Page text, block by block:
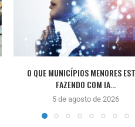
O QUE MUNICÍPIOS MENORES
FAZENDO COM IA...
5 de agosto de 2026